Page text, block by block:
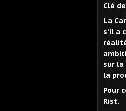
Clé
La
s’il a
sur la
la
Pour
Rist.